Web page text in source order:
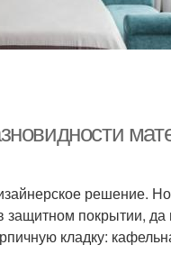
решение.
покрытии, да
кладку: